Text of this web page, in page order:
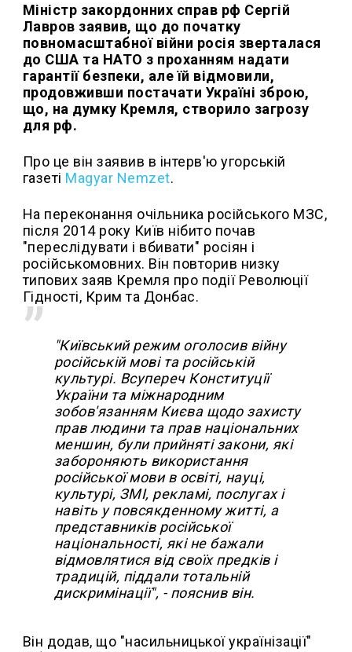
Міністр закордонних справ рф Сергій
Лавров заявив, що до початку
повномасштабної війни росія зверталася
до США та НАТО з проханням надати
гарантії безпеки, але їй відмовили,
продовживши постачати Україні зброю,
що, на думку Кремля, створило загрозу
для рф.
Про це він заявив в інтерв'ю угорській
газеті Magyar Nemzet.
На переконання очільника російського МЗС,
після 2014 року Київ нібито почав
"переслідувати і вбивати" росіян і
російськомовних. Він повторив низку
типових заяв Кремля про події Революції
Гідності, Крим та Донбас.
"Київський режим оголосив війну
російській мові та російській
культурі. Всупереч Конституції
України та міжнародним
зобов'язанням Києва щодо захисту
прав людини та прав національних
меншин, були прийняті закони, які
забороняють використання
російської мови в освіті, науці,
культурі, ЗМІ, рекламі, послугах і
навіть у повсякденному житті, а
представників російської
національності, які не бажали
відмовлятися від своїх предків і
традицій, піддали тотальній
дискримінації", - пояснив він.
Він додав, що "насильницької українізації"